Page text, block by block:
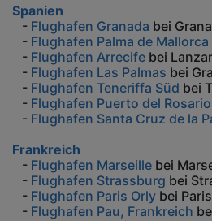
Spanien
- Flughafen Granada bei
- Flughafen Palma de Mallorca
- Flughafen Arrecife bei
- Flughafen Las Palmas bei
- Flughafen Teneriffa Süd bei
- Flughafen Puerto del Rosario
- Flughafen Santa Cruz de la
Frankreich
- Flughafen Marseille bei
- Flughafen Strassburg bei
- Flughafen Paris Orly bei
- Flughafen Pau, Frankreich